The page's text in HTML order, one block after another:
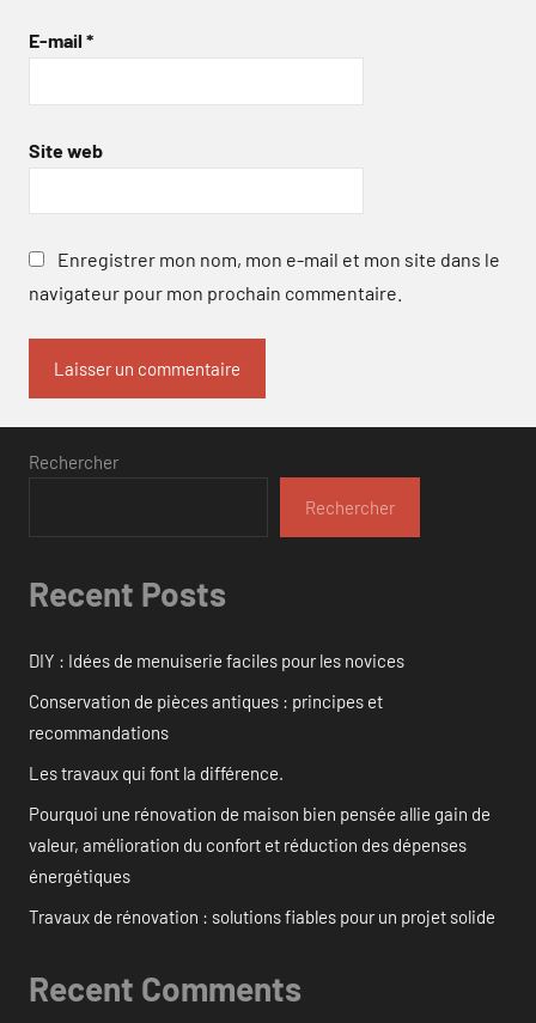
E-mail *
Site web
Enregistrer mon nom, mon e-mail et mon site dans le
navigateur pour mon prochain commentaire.
Rechercher
Rechercher
Recent Posts
DIY : Idées de menuiserie faciles pour les novices
Conservation de pièces antiques : principes et
recommandations
Les travaux qui font la différence.
Pourquoi une rénovation de maison bien pensée allie gain de
valeur, amélioration du confort et réduction des dépenses
énergétiques
Travaux de rénovation : solutions fiables pour un projet solide
Recent Comments